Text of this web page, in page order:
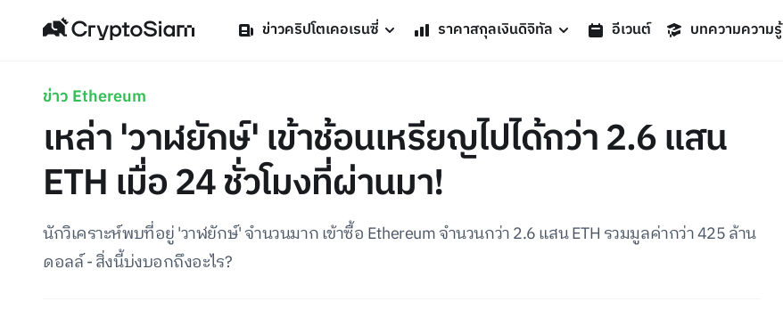
ข่าวคริปโตเคอเรนซี่ ราคาสกุลเงินดิจิทัล อีเวนต์ บทความความรู้
ข่าว Ethereum
เหล่า 'วาฬยักษ์' เข้าช้อนเหรียญไปได้กว่า 2.6 แสน
ETH เมื่อ 24 ชั่วโมงที่ผ่านมา!
นักวิเคราะห์พบที่อยู่ 'วาฬยักษ์' จำนวนมาก เข้าซื้อ Ethereum จำนวนกว่า 2.6 แสน ETH รวมมูลค่ากว่า 425 ล้าน
ดอลล์ - สิ่งนี้บ่งบอกถึงอะไร?